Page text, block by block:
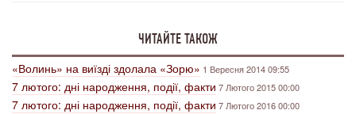
ЧИТАЙТЕ ТАКОЖ
«Волинь» на виїзді здолала «Зорю» 1 Вересня 2014 09:55
7 лютого: дні народження, події, факти 7 Лютого 2015 00:00
7 лютого: дні народження, події, факти 7 Лютого 2016 00:00